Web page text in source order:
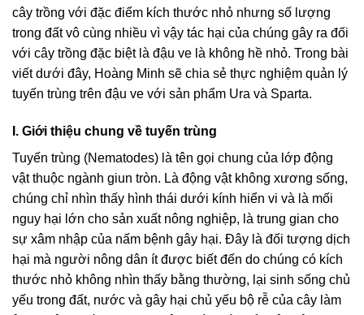
cây trồng với đặc điểm kích thước nhỏ nhưng số lượng
trong đất vô cùng nhiều vì vậy tác hại của chúng gây ra đối
với cây trồng đặc biệt là đậu ve là không hề nhỏ. Trong bài
viết dưới đây, Hoàng Minh sẽ chia sẻ thực nghiệm quản lý
tuyến trùng trên đậu ve với sản phẩm Ura và Sparta.
I. Giới thiệu chung về tuyến trùng
Tuyến trùng (Nematodes) là tên gọi chung của lớp động
vật thuộc ngành giun tròn. Là động vật không xương sống,
chúng chỉ nhìn thấy hình thái dưới kính hiển vi và là mối
nguy hại lớn cho sản xuất nông nghiệp, là trung gian cho
sự xâm nhập của nấm bệnh gây hại. Đây là đối tượng dịch
hại mà người nông dân ít được biết đến do chúng có kích
thước nhỏ không nhìn thấy bằng thường, lại sinh sống chủ
yếu trong đất, nước và gây hại chủ yếu bộ rễ của cây làm